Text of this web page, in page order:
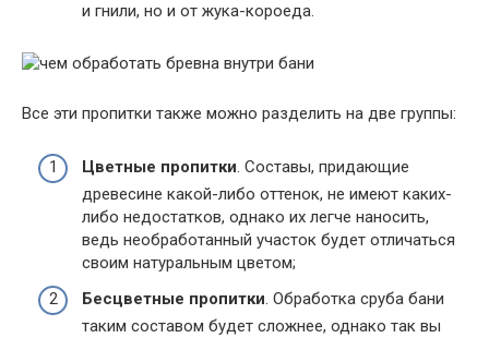
и гнили, но и от жука-короеда.
Все эти пропитки также можно разделить на две группы:
Цветные пропитки . Составы, придающие
древесине какой-либо оттенок, не имеют каких-
либо недостатков, однако их легче наносить,
ведь необработанный участок будет отличаться
своим натуральным цветом;
Бесцветные пропитки. Обработка сруба бани
таким составом будет сложнее, однако так вы